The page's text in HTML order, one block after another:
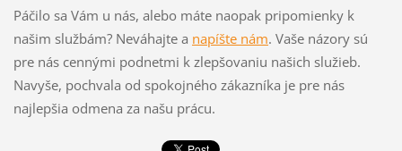
Páčilo sa Vám u nás, alebo máte naopak pripomienky k
našim službám? Neváhajte a napíšte nám. Vaše názory sú
pre nás cennými podnetmi k zlepšovaniu našich služieb.
Navyše, pochvala od spokojného zákazníka je pre nás
najlepšia odmena za našu prácu.